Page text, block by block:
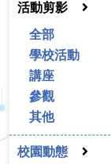
活動剪影
全部
學校活動
講座
參觀
其他
校園動態